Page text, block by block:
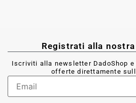
Registrati alla
Iscriviti alla newsletter DadoShop
offerte direttamente